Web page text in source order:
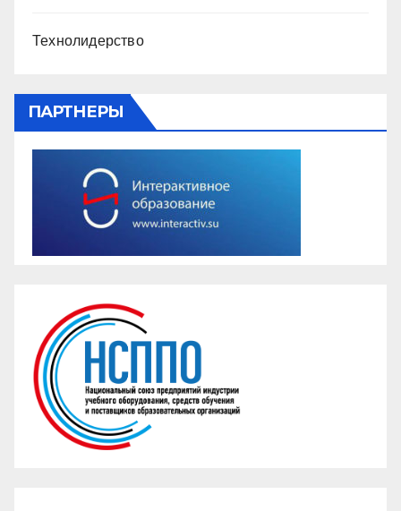
Технолидерство
ПАРТНЕРЫ